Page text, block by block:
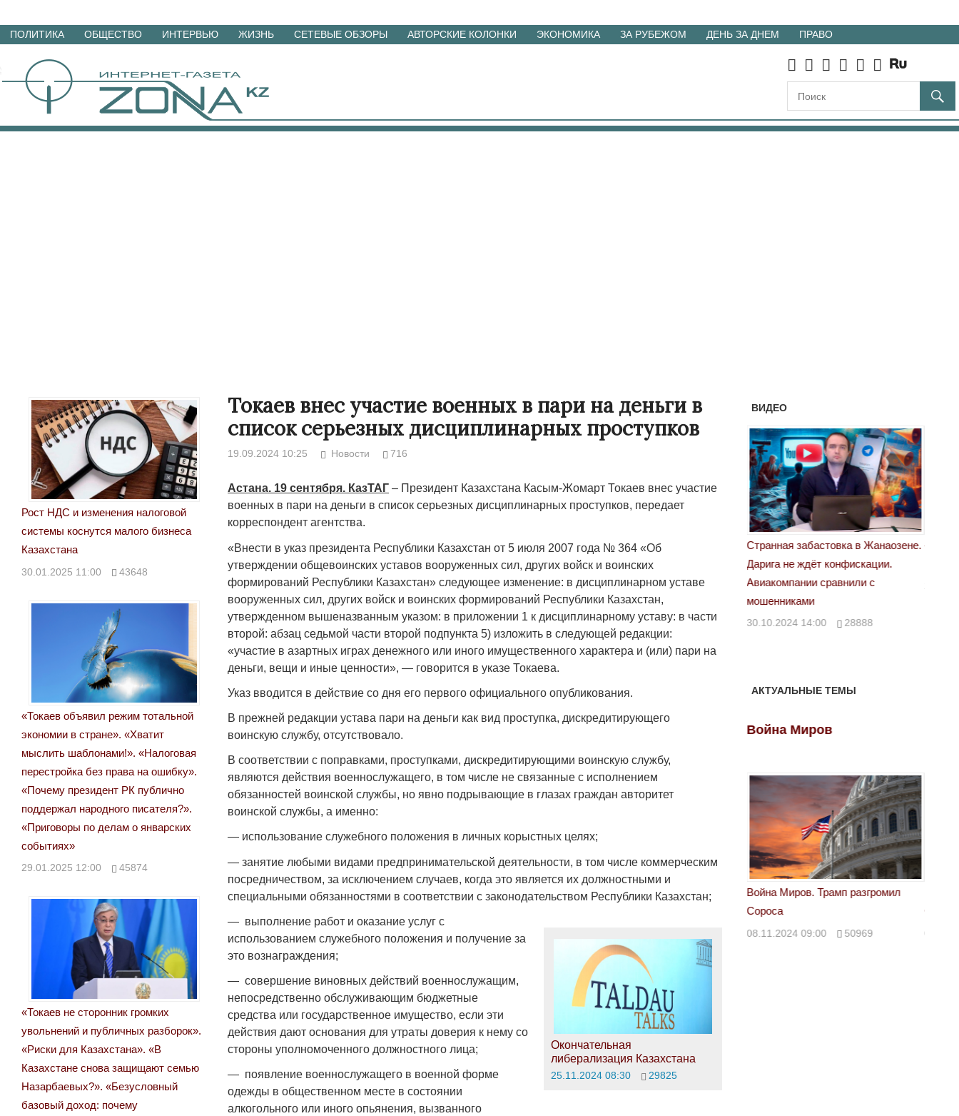
Перейти
материалам
ПОЛИТИКА ОБЩЕСТВО ИНТЕРВЬЮ ЖИЗНЬ СЕТЕВЫЕ ОБЗОРЫ АВТОРСКИЕ КОЛОНКИ ЭКОНОМИКА ЗА РУБЕЖОМ ДЕНЬ ЗА ДНЕМ ПРАВО
Токаев внес участие военных в пари на деньги в
список серьезных дисциплинарных проступков
19.09.2024 10:25 Новости 716
Астана. 19 сентября. КазТАГ – Президент Казахстана Касым-Жомарт Токаев внес участие
военных в пари на деньги в список серьезных дисциплинарных проступков, передает
корреспондент агентства.
«Внести в указ президента Республики Казахстан от 5 июля 2007 года № 364 «Об
утверждении общевоинских уставов вооруженных сил, других войск и воинских
формирований Республики Казахстан» следующее изменение: в дисциплинарном уставе
вооруженных сил, других войск и воинских формирований Республики Казахстан,
утвержденном вышеназванным указом: в приложении 1 к дисциплинарному уставу: в части
второй: абзац седьмой части второй подпункта 5) изложить в следующей редакции:
«участие в азартных играх денежного или иного имущественного характера и (или) пари на
деньги, вещи и иные ценности», — говорится в указе Токаева.
Указ вводится в действие со дня его первого официального опубликования.
В прежней редакции устава пари на деньги как вид проступка, дискредитирующего
воинскую службу, отсутствовало.
В соответствии с поправками, проступками, дискредитирующими воинскую службу,
являются действия военнослужащего, в том числе не связанные с исполнением
обязанностей воинской службы, но явно подрывающие в глазах граждан авторитет
воинской службы, а именно:
— использование служебного положения в личных корыстных целях;
— занятие любыми видами предпринимательской деятельности, в том числе коммерческим
посредничеством, за исключением случаев, когда это является их должностными и
специальными обязанностями в соответствии с законодательством Республики Казахстан;
Окончательная
либерализация Казахстана
25.11.2024 08:30 29825
— выполнение работ и оказание услуг с
использованием служебного положения и получение за
это вознаграждения;
— совершение виновных действий военнослужащим,
непосредственно обслуживающим бюджетные
средства или государственное имущество, если эти
действия дают основания для утраты доверия к нему со
стороны уполномоченного должностного лица;
— появление военнослужащего в военной форме
одежды в общественном месте в состоянии
алкогольного или иного опьянения, вызванного
Рост НДС и изменения налоговой
системы коснутся малого бизнеса
Казахстана
30.01.2025 11:00 43648
«Токаев объявил режим тотальной
экономии в стране». «Хватит
мыслить шаблонами!». «Налоговая
перестройка без права на ошибку».
«Почему президент РК публично
поддержал народного писателя?».
«Приговоры по делам о январских
событиях»
29.01.2025 12:00 45874
«Токаев не сторонник громких
увольнений и публичных разборок».
«Риски для Казахстана». «В
Казахстане снова защищают семью
Назарбаевых?». «Безусловный
базовый доход: почему
ВИДЕО
Народ выбрал свет
17.10.2024 17:00 29972
Странная забастовка в Жанаозене.
Дарига не ждёт конфискации.
Авиакомпании сравнили с
мошенниками
30.10.2024 14:00 28888
«Новый Казахстан не говорит всей
правды»
29.10.2024 09:00 39623
АКТУАЛЬНЫЕ ТЕМЫ
Война Миров. Трамп разгромил
Война Миров
Война Миров. Трамп разгромил
Сороса
08.11.2024 09:00 50969